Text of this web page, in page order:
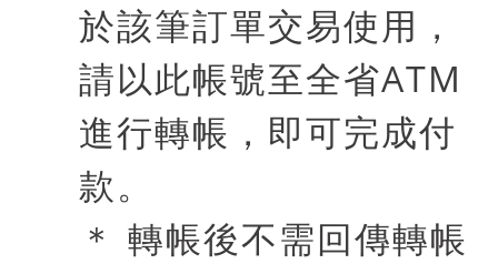
於該筆訂單交易使用，
請以此帳號至全省ATM
進行轉帳，即可完成付
款。
＊ 轉帳後不需回傳轉帳